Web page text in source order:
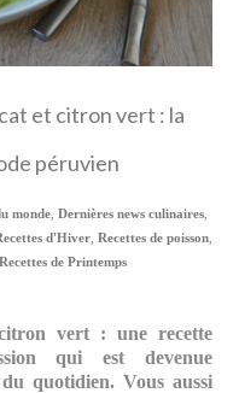
et citron vert : la
péruvien
monde, Dernières news culinaires,
d'Hiver, Recettes de poisson,
Recettes de Printemps
vert : une recette
qui est devenue
quotidien. Vous aussi